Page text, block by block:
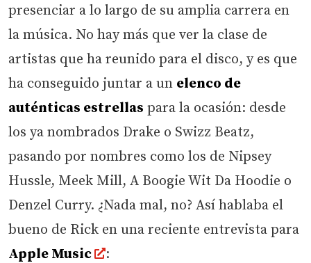
presenciar a lo largo de su amplia carrera en
la música. No hay más que ver la clase de
artistas que ha reunido para el disco, y es que
ha conseguido juntar a un elenco de
auténticas estrellas para la ocasión: desde
los ya nombrados Drake o Swizz Beatz,
pasando por nombres como los de Nipsey
Hussle, Meek Mill, A Boogie Wit Da Hoodie o
Denzel Curry. ¿Nada mal, no? Así hablaba el
bueno de Rick en una reciente entrevista para
Apple Music
: